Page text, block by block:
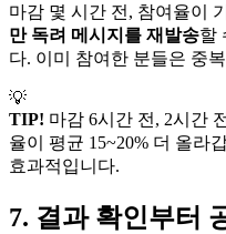
마감 몇 시간 전, 참여율이
만 독려 메시지를 재발송할
다. 이미 참여한 분들은 중
💡
TIP! 마감 6시간 전, 2시간
율이 평균 15~20% 더 올라
효과적입니다.
7. 결과 확인부터